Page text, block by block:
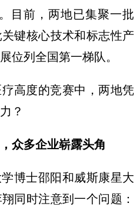
目前，两地已集聚一批
键核心技术和标志性产
位列全国第一梯队。
高度的竞赛中，两地凭
？
众多企业崭露头角
博士邵阳和威斯康星大
同时注意到一个问题：